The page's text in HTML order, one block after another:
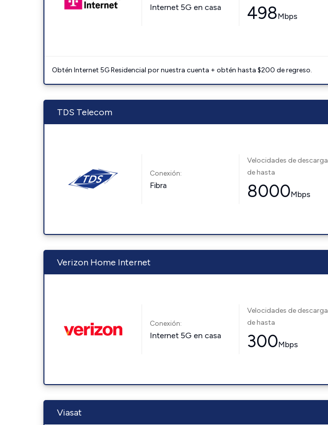
Internet 5G en casa 498Mbps
Obtén Internet 5G Residencial por nuestra cuenta + obtén hasta $200 de regreso.
TDS Telecom
Conexión:
Fibra
Velocidades de descarga
de hasta
8000Mbps
Verizon Home Internet
Conexión:
Internet 5G en casa
Velocidades de descarga
de hasta
300Mbps
Viasat